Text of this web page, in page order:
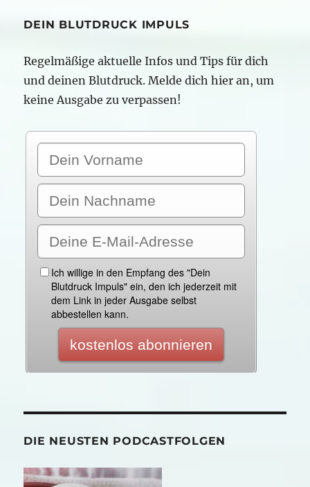
DEIN BLUTDRUCK IMPULS
Regelmäßige aktuelle Infos und Tips für dich
und deinen Blutdruck. Melde dich hier an, um
keine Ausgabe zu verpassen!
DIE NEUSTEN PODCASTFOLGEN